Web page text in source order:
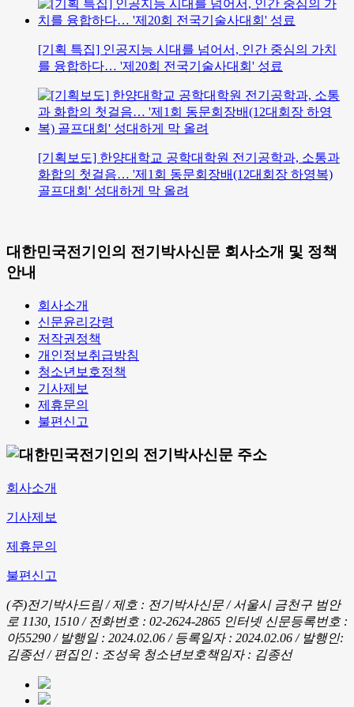
[기획 특집] 인공지능 시대를 넘어서, 인간 중심의 가치
를 융합하다… '제20회 전국기술사대회' 성료
[기획보도] 한양대학교 공학대학원 전기공학과, 소통과
화합의 첫걸음… '제1회 동문회장배(12대회장 하영복)
골프대회' 성대하게 막 올려
대한민국전기인의 전기박사신문 회사소개 및 정책
안내
회사소개
신문윤리강령
저작권정책
개인정보취급방침
청소년보호정책
기사제보
제휴문의
불편신고
회사소개
기사제보
제휴문의
불편신고
(주)전기박사드림 / 제호 : 전기박사신문 /서울시 금천구 범안
로 1130, 1510 / 전화번호 : 02-2624-2865 인터넷 신문등록번호 :
아55290 / 발행일 : 2024.02.06 / 등록일자 : 2024.02.06 / 발행인:
김종선 / 편집인 : 조성욱 청소년보호책임자 : 김종선